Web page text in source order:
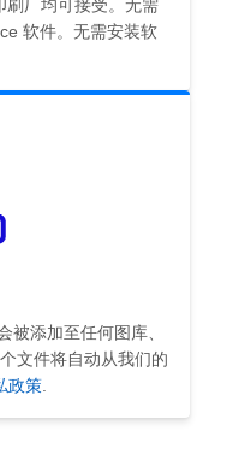
厂均可接受。无需
软件。无需安装软
被添加至任何图库、
文件将自动从我们的
政策.